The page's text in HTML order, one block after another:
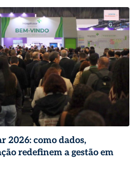
2026: como dados,
redefinem a gestão em